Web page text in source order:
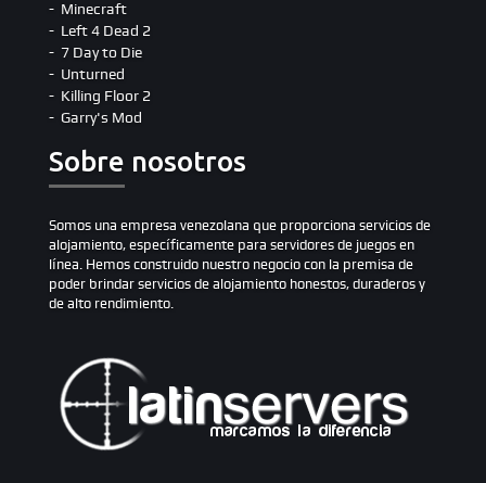
Minecraft
Left 4 Dead 2
7 Day to Die
Unturned
Killing Floor 2
Garry's Mod
Sobre nosotros
Somos una empresa venezolana que proporciona servicios de
alojamiento, específicamente para servidores de juegos en
línea. Hemos construido nuestro negocio con la premisa de
poder brindar servicios de alojamiento honestos, duraderos y
de alto rendimiento.